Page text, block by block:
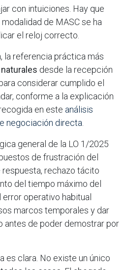
con intuiciones. Hay que
de MASC se ha
el reloj correcto.
la referencia práctica más
desde la recepción
considerar cumplido el
conforme a la explicación
en este análisis
negociación directa.
general de la LO 1/2025
de frustración del
respuesta, rechazo tácito
del tiempo máximo del
operativo habitual
marcos temporales y dar
antes de poder demostrar por
es clara. No existe un único